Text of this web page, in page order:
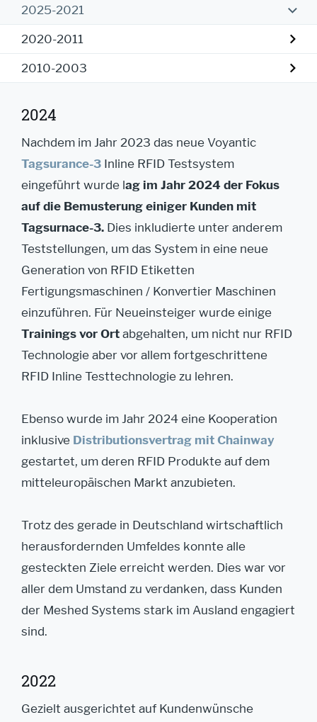
2025-2021
2020-2011
2010-2003
2024
Nachdem im Jahr 2023 das neue Voyantic
Tagsurance-3 Inline RFID Testsystem
eingeführt wurde lag im Jahr 2024 der Fokus
auf die Bemusterung einiger Kunden mit
Tagsurnace-3. Dies inkludierte unter anderem
Teststellungen, um das System in eine neue
Generation von RFID Etiketten
Fertigungsmaschinen / Konvertier Maschinen
einzuführen. Für Neueinsteiger wurde einige
Trainings vor Ort abgehalten, um nicht nur RFID
Technologie aber vor allem fortgeschrittene
RFID Inline Testtechnologie zu lehren.
Ebenso wurde im Jahr 2024 eine Kooperation
inklusive Distributionsvertrag mit Chainway
gestartet, um deren RFID Produkte auf dem
mitteleuropäischen Markt anzubieten.
Trotz des gerade in Deutschland wirtschaftlich
herausfordernden Umfeldes konnte alle
gesteckten Ziele erreicht werden. Dies war vor
aller dem Umstand zu verdanken, dass Kunden
der Meshed Systems stark im Ausland engagiert
sind.
2022
Gezielt ausgerichtet auf Kundenwünsche